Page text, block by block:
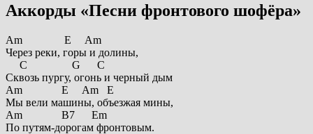
Аккорды «Песни фронтового шофёра»
Am E Am
Через реки, горы и долины,
C G C
Сквозь пургу, огонь и черный дым
Am E Am E
Мы вели машины, объезжая мины,
Am B7 Em
По путям-дорогам фронтовым.